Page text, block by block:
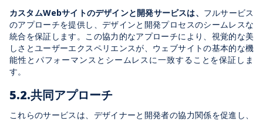
カスタムWebサイトのデザインと開発サービスは、 フルサービス
のアプローチを提供し、デザインと開発プロセスのシームレスな
統合を保証します。この協力的なアプローチにより、視覚的な美
しさとユーザーエクスペリエンスが、ウェブサイトの基本的な機
能性とパフォーマンスとシームレスに一致することを保証しま
す。
5.2.共同アプローチ
これらのサービスは、デザイナーと開発者の協力関係を促進し、